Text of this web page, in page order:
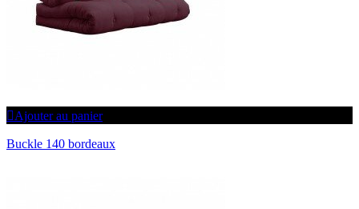
Ajouter au panier
Buckle 140 bordeaux